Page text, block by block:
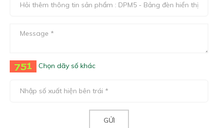
Chọn dãy số khác